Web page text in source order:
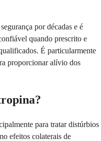
por décadas e é
quando prescrito e
É particularmente
proporcionar alívio dos
para tratar distúrbios
efeitos colaterais de